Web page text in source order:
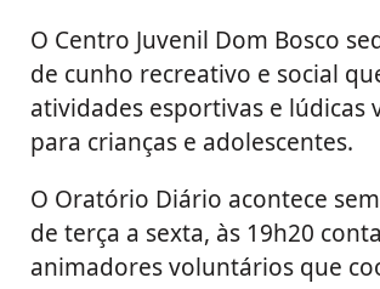
O Centro Juvenil Dom Bosco
de cunho recreativo e social
atividades esportivas e lúdicas
para crianças e adolescentes.
O Oratório Diário acontece
de terça a sexta, às 19h20
animadores voluntários que